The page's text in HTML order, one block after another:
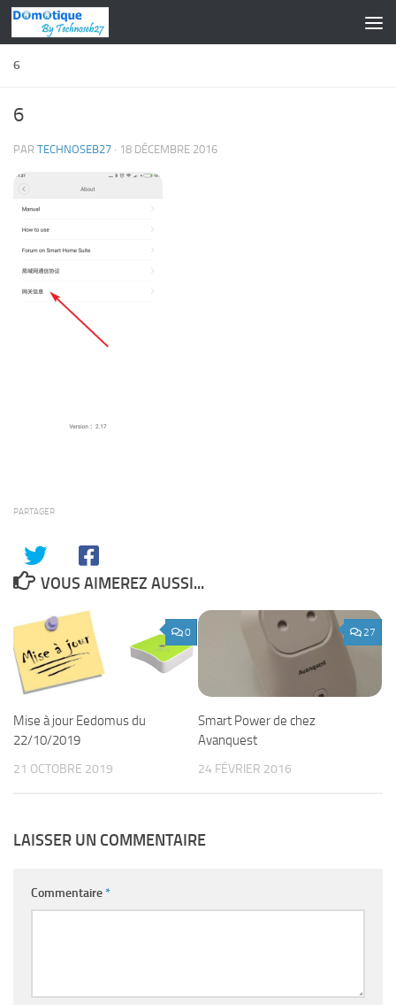
Skip to content
6
6
PAR TECHNOSEB27 · 18 DÉCEMBRE 2016
PARTAGER
VOUS AIMEREZ AUSSI...
0
Mise à jour Eedomus du
22/10/2019
21 OCTOBRE 2019
27
Smart Power de chez
Avanquest
24 FÉVRIER 2016
LAISSER UN COMMENTAIRE
Commentaire*